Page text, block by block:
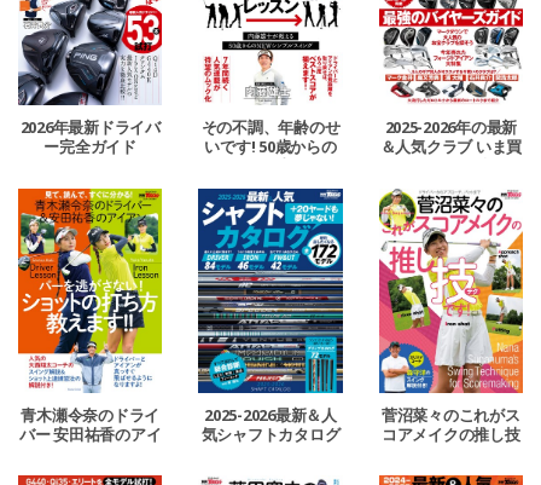
2026年最新ドライバ
ー完全ガイド
その不調、年齢のせ
いです! 50歳からの
スイング見直しLESS
ON
2025-2026年の最新
＆人気クラブ いま買
イヤーズガイド
青木瀬令奈のドライ
バー 安田祐香のアイ
い! ショットの打ち
2025-2026最新＆人
気シャフトカタログ
菅沼菜々のこれがス
コアメイクの推し技